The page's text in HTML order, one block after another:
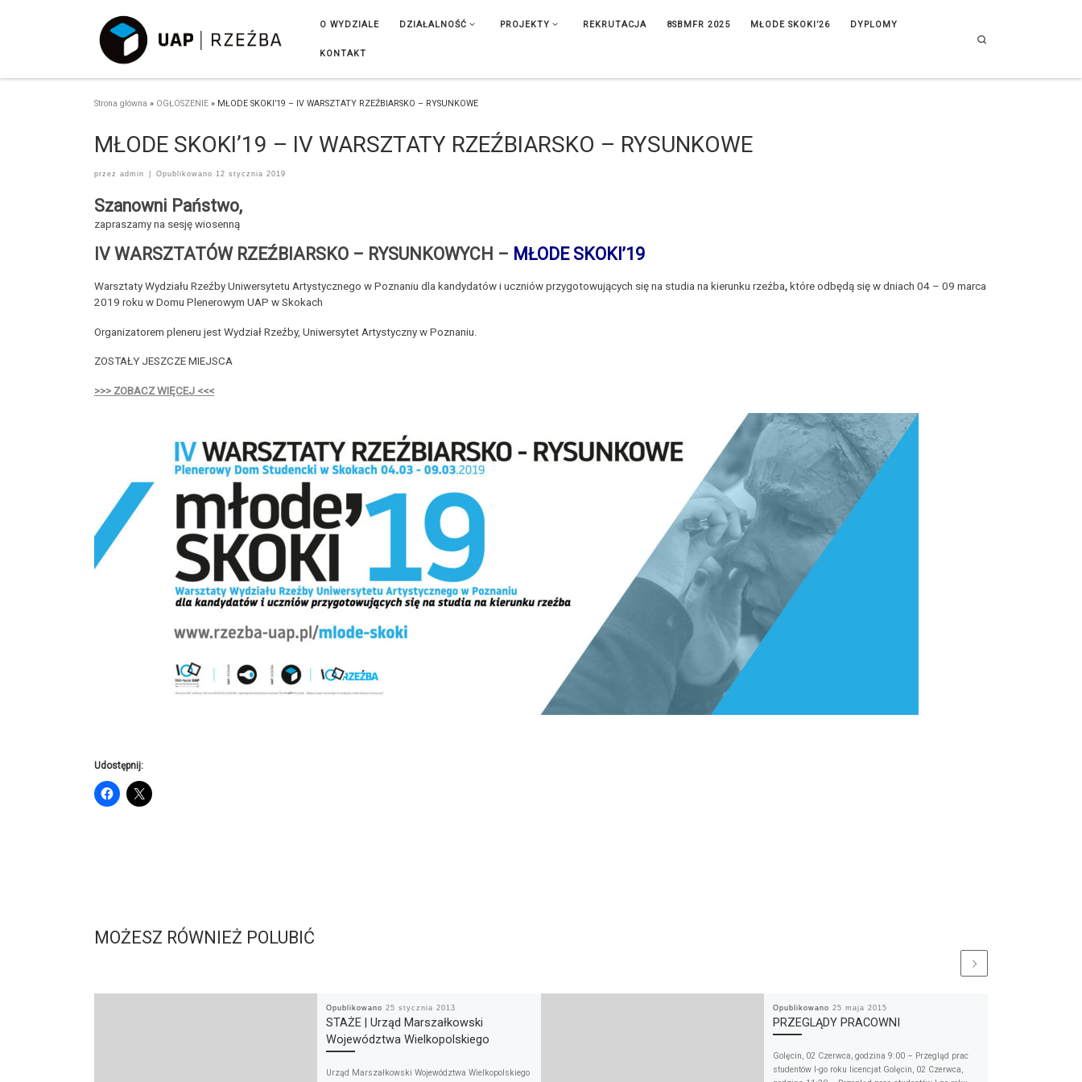
O WYDZIALE DZIAŁALNOŚĆ PROJEKTY REKRUTACJA 8SBMFR 2025 MŁODE SKOKI’26 DYPLOMY
KONTAKT
Strona główna » OGŁOSZENIE » MŁODE SKOKI’19 – IV WARSZTATY RZEŹBIARSKO – RYSUNKOWE
MŁODE SKOKI’19 – IV WARSZTATY RZEŹBIARSKO – RYSUNKOWE
przez admin Opublikowano 12 stycznia 2019
Szanowni Państwo,
zapraszamy na sesję wiosenną
IV WARSZTATÓW RZEŹBIARSKO – RYSUNKOWYCH – MŁODE SKOKI’19
Warsztaty Wydziału Rzeźby Uniwersytetu Artystycznego w Poznaniu dla kandydatów i uczniów przygotowujących się na studia na kierunku rzeźba, które odbędą się w dniach 04 – 09 marca
2019 roku w Domu Plenerowym UAP w Skokach
Organizatorem pleneru jest Wydział Rzeźby, Uniwersytet Artystyczny w Poznaniu.
ZOSTAŁY JESZCZE MIEJSCA
>>> ZOBACZ WIĘCEJ <<<
Udostępnij:
MOŻESZ RÓWNIEŻ POLUBIĆ
Opublikowano 25 stycznia 2013
STAŻE | Urząd Marszałkowski
Województwa Wielkopolskiego
Urząd Marszałkowski Województwa Wielkopolskiego
Opublikowano 25 maja 2015
PRZEGLĄDY PRACOWNI
Golęcin, 02 Czerwca, godzina 9:00 – Przegląd prac
studentów I-go roku licencjat Golęcin, 02 Czerwca,